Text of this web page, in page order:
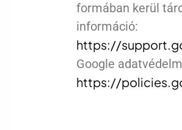
formában kerül
információ:
https://
Google
https://